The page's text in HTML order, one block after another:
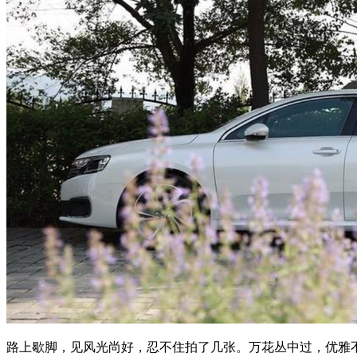
路上歇脚，见风光尚好，忍不住拍了几张。万花丛中过，优雅